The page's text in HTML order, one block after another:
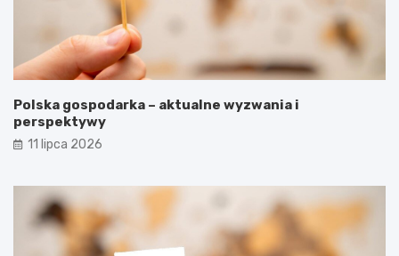
Polska gospodarka – aktualne wyzwania i
perspektywy
11 lipca 2026